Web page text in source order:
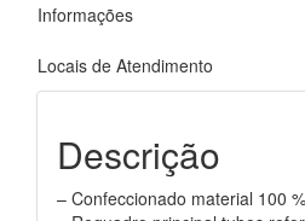
Informações
Locais de Atendimento
Descrição
– Confeccionado material 100